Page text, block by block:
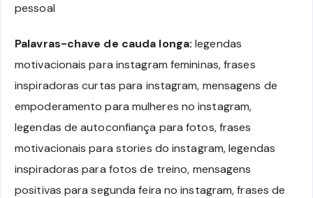
pessoal
Palavras-chave de cauda longa: legendas
motivacionais para instagram femininas, frases
inspiradoras curtas para instagram, mensagens de
empoderamento para mulheres no instagram,
legendas de autoconfiança para fotos, frases
motivacionais para stories do instagram, legendas
inspiradoras para fotos de treino, mensagens
positivas para segunda feira no instagram, frases de